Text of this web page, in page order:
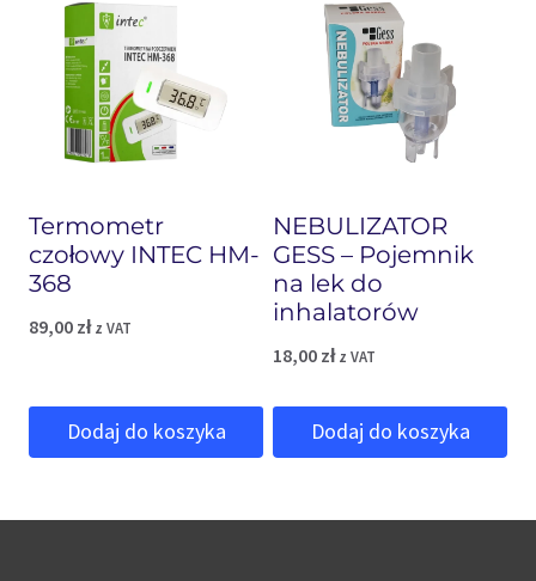
Termometr
czołowy INTEC HM-
368
89,00 zł z VAT
Dodaj do koszyka
NEBULIZATOR
GESS – Pojemnik
na lek do
inhalatorów
18,00 zł z VAT
Dodaj do koszyka